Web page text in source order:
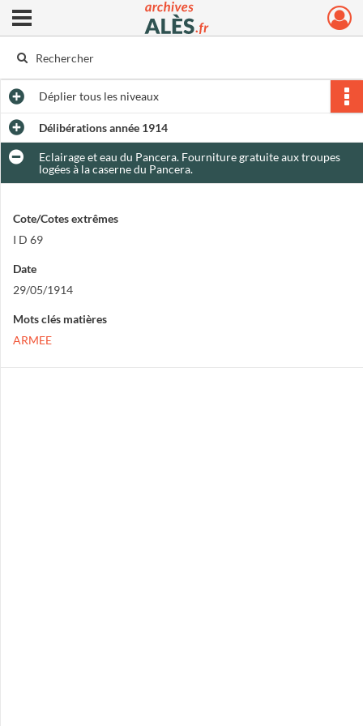
Archives municipales d'Alès
Ouvrir le menu déroulant
Dépliertous les niveaux
Délibérations année 1914
Eclairage et eau du Pancera. Fourniture gratuite aux troupes
logées à la caserne du Pancera.
Cote/Cotes extrêmes
I D 69
Date
29/05/1914
Mots clés matières
ARMEE